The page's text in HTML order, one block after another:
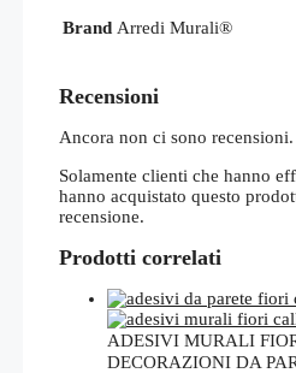
Brand Arredi Murali®
Recensioni
Ancora non ci sono recensioni.
Solamente clienti che hanno
hanno acquistato questo
recensione.
Prodotti correlati
ADESIVI MURALI
DECORAZIONI DA